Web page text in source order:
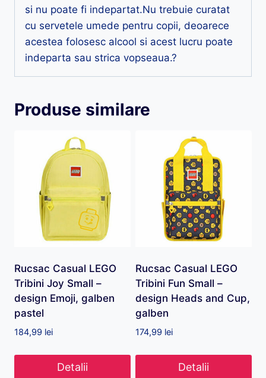
si nu poate fi indepartat.Nu trebuie curatat
cu servetele umede pentru copii, deoarece
acestea folosesc alcool si acest lucru poate
indeparta sau strica vopseaua.?
Produse similare
Rucsac Casual LEGO
Tribini Joy Small –
design Emoji, galben
pastel
184,99 lei
Detalii
Rucsac Casual LEGO
Tribini Fun Small –
design Heads and Cup,
galben
174,99 lei
Detalii